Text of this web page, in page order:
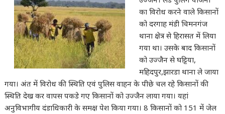
का विरोध करने वाले किसानों
को दरगाह मंडी चिमनगंज
थाना क्षेत्र से हिरासत में लिया
गया था। उसके बाद किसानों
को उज्जैन से घट्टिया,
महिदपुर,झारडा थाना ले जाया
गया। अंत में विरोध की स्थिति एवं पुलिस वाहन के पीछे चल रहे किसानों की
स्थिति देख कर वापस पकडे गए किसानों को उज्जैन लाया गया। यहां
अनुविभागीय दंडाधिकारी के समक्ष पेश किया गया। 8 किसानों को 151 में जेल